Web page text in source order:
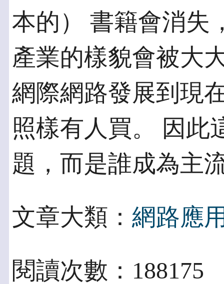
本的） 書籍會消失
產業的樣貌會被大
網際網路發展到現
照樣有人買。 因此
題，而是誰成為主
文章大類： 網路應
閱讀次數：